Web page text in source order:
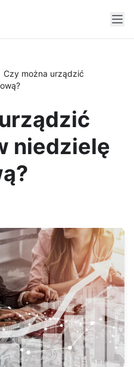
Czy można urządzić
niedzielę